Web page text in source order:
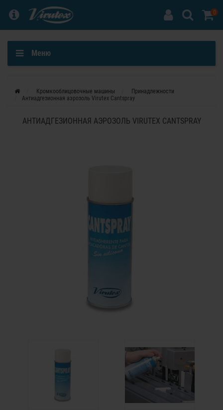
0
Меню
Кромкооблицовочные машины
Принадлежности
Антиадгезионная аэрозоль Virutex Cantspray
АНТИАДГЕЗИОННАЯ АЭРОЗОЛЬ VIRUTEX CANTSPRAY